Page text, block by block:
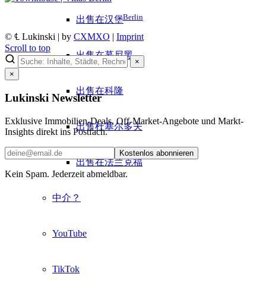
出售在汉堡
出售在慕尼黑
出售在科隆
出售杜塞尔多夫
出售在法兰克福
中介？
YouTube
TikTok
Berlin
© ℄ Lukinski | by CXMXO | Imprint
Scroll to top
×
×
Lukinski Newsletter
Exklusive Immobilien-Deals, Off-Market-Angebote und Markt-
Insights direkt ins Postfach.
Kostenlos abonnieren
Kein Spam. Jederzeit abmeldbar.